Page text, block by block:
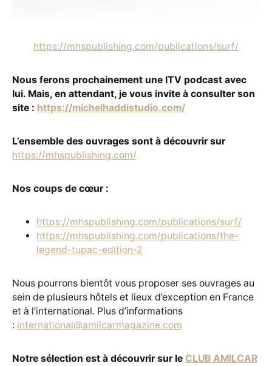
https://mhspublishing.com/publications/surf/
Nous ferons prochainement une ITV podcast avec
lui. Mais, en attendant, je vous invite à consulter son
site : https://michelhaddistudio.com/
L’ensemble des ouvrages sont à découvrir sur
https://mhspublishing.com/
Nos coups de cœur :
https://mhspublishing.com/publications/surf/
https://mhspublishing.com/publications/the-
legend-tupac-edition-2
Nous pourrons bientôt vous proposer ses ouvrages au
sein de plusieurs hôtels et lieux d’exception en France
et à l’international. Plus d’informations
: international@amilcarmagazine.com
Notre sélection est à découvrir sur le CLUB AMILCAR